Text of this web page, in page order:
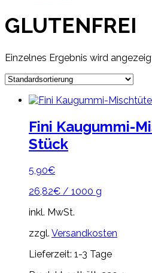
GLUTENFREI
Einzelnes Ergebnis wird
Fini Kaugummi-
Stück
5,90€
26,82€ / 1000 g
inkl. MwSt.
zzgl. Versandkosten
Lieferzeit: 1-3 Tage